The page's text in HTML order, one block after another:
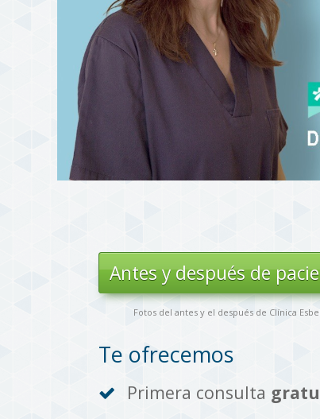
Antes y después de
Fotos del antes y el después de Clínica
Te ofrecemos
Primera consulta